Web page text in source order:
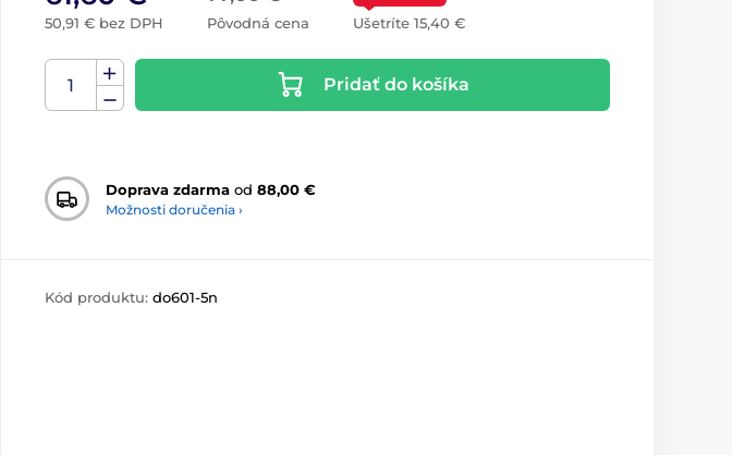
Pôvodná cena
50,91 € bez DPH Ušetríte 15,40 €
Pridať do košíka
Doprava zdarma od 88,00 €
Možnosti doručenia ›
Kód produktu: do601-5n